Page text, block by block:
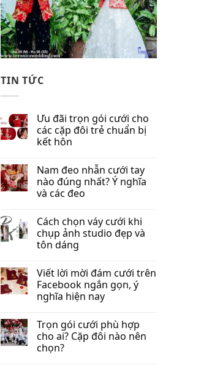
TIN TỨC
Ưu đãi trọn gói cưới cho
các cặp đôi trẻ chuẩn bị
kết hôn
Nam đeo nhẫn cưới tay
nào đúng nhất​? Ý nghĩa
và các đeo
Cách chọn váy cưới khi
chụp ảnh studio đẹp và
tôn dáng
Viết lời mời đám cưới trên
Facebook​ ngắn gọn, ý
nghĩa hiện nay
Trọn gói cưới phù hợp
cho ai? Cặp đôi nào nên
chọn?